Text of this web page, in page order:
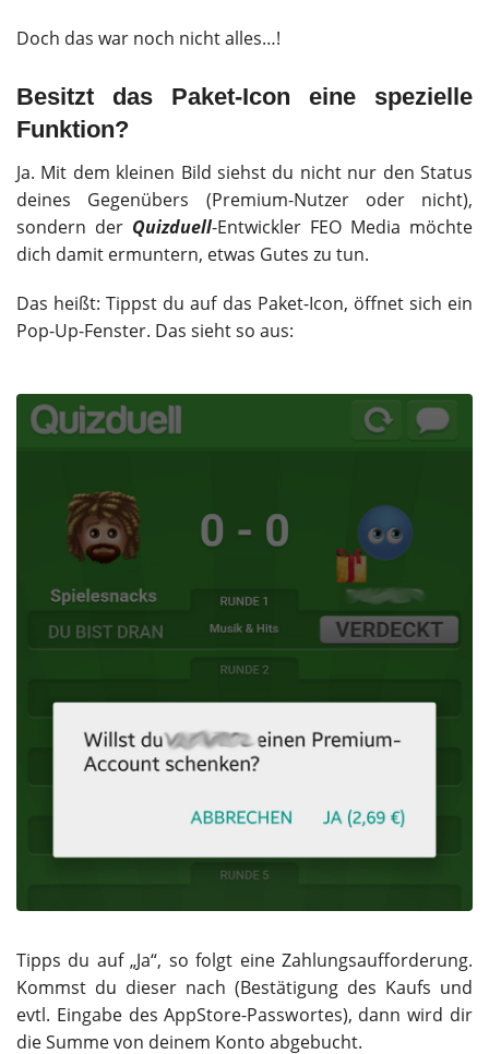
Doch das war noch nicht alles…!
Besitzt das Paket-Icon eine spezielle
Funktion?
Ja. Mit dem kleinen Bild siehst du nicht nur den Status
deines Gegenübers (Premium-Nutzer oder nicht),
sondern der Quizduell-Entwickler FEO Media möchte
dich damit ermuntern, etwas Gutes zu tun.
Das heißt: Tippst du auf das Paket-Icon, öffnet sich ein
Pop-Up-Fenster. Das sieht so aus:
Tipps du auf „Ja“, so folgt eine Zahlungsaufforderung.
Kommst du dieser nach (Bestätigung des Kaufs und
evtl. Eingabe des AppStore-Passwortes), dann wird dir
die Summe von deinem Konto abgebucht.